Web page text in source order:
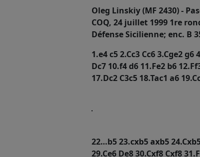
Oleg Linskiy (MF 2430) -
COQ, 24 juillet 1999 1re
Défense Sicilienne; enc. B
1.e4 c5 2.Cc3 Cc6 3.Cge2
Dc7 10.f4 d6 11.Fe2 b6
17.Dc2 C3c5 18.Tac1 a6
22…b5 23.cxb5 axb5
29.Ce6 De8 30.Cxf8 Cxf8